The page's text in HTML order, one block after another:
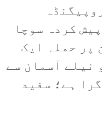
کردہ سوچا
پر حملہ ایک
نیلے آسمان سے
ہے؛ سفید